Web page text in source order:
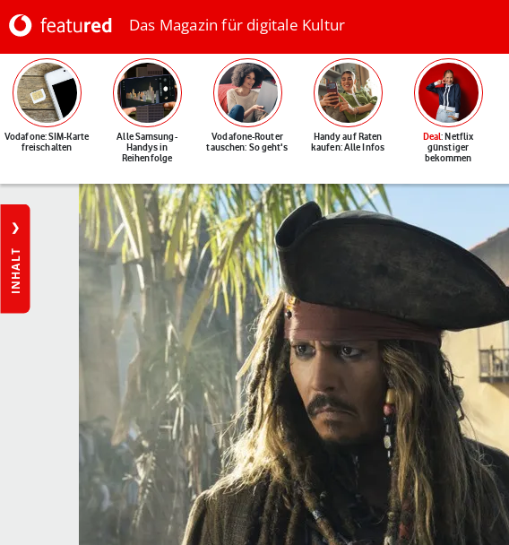
Das Magazin für digitale Kultur
Vodafone: SIM-Karte
freischalten
Alle Samsung-
Handys in
Reihenfolge
Vodafone-Router
tauschen: So geht's
Handy auf Raten
kaufen: Alle Infos
Deal: Netflix
günstiger
bekommen
INHALT